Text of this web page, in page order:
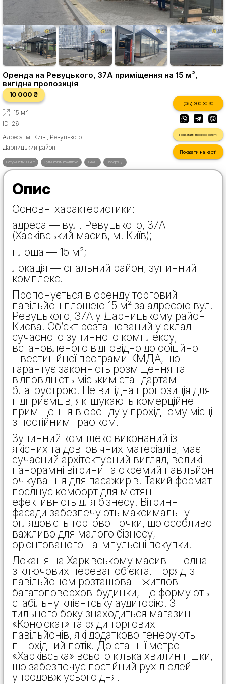
Оренда на Ревуцького, 37А приміщення на 15 м²,
вигідна пропозиція
10 000 ₴
15 м²
ID: 26
Адреса: м. Київ , Ревуцького
Дарницький район
(067) 200-30-90
Повідомити про схожі об'єкти
Показати на карті
Потужність: 10 кВт Зупинковий комплекс 1 кімн. Поверх 1/1
Опис
Основні характеристики:
адреса — вул. Ревуцького, 37А
(Харківський масив, м. Київ);
площа — 15 м²;
локація — спальний район, зупинний
комплекс.
Пропонується в оренду торговий
павільйон площею 15 м² за адресою вул.
Ревуцького, 37А у Дарницькому районі
Києва. Об’єкт розташований у складі
сучасного зупинного комплексу,
встановленого відповідно до офіційної
інвестиційної програми КМДА, що
гарантує законність розміщення та
відповідність міським стандартам
благоустрою. Це вигідна пропозиція для
підприємців, які шукають комерційне
приміщення в оренду у прохідному місці
з постійним трафіком.
Зупинний комплекс виконаний із
якісних та довговічних матеріалів, має
сучасний архітектурний вигляд, великі
панорамні вітрини та окремий павільйон
очікування для пасажирів. Такий формат
поєднує комфорт для містян і
ефективність для бізнесу. Вітринні
фасади забезпечують максимальну
оглядовість торгової точки, що особливо
важливо для малого бізнесу,
орієнтованого на імпульсні покупки.
Локація на Харківському масиві — одна
з ключових переваг об’єкта. Поряд із
павільйоном розташовані житлові
багатоповерхові будинки, що формують
стабільну клієнтську аудиторію. З
тильного боку знаходиться магазин
«Конфіскат» та ряди торгових
павільйонів, які додатково генерують
пішохідний потік. До станції метро
«Харківська» всього кілька хвилин пішки,
що забезпечує постійний рух людей
упродовж усього дня.